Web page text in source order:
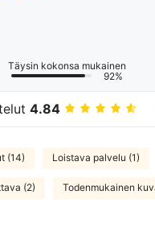
Täysin kokonsa mukainen
92%
4.84
(14) Loistava palvelu (1)
(2) Todenmukainen